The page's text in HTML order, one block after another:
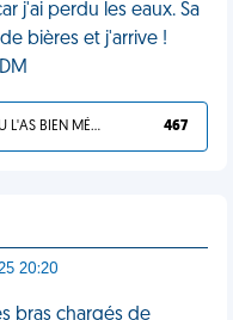
j'ai perdu les eaux. Sa
bières et j'arrive !
TU L'AS BIEN MÉRITÉ 467
20:20
bras chargés de